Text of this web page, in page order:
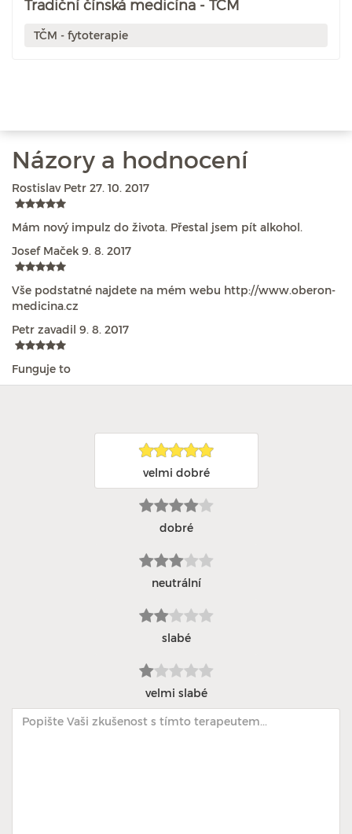
Tradiční čínská medicína - TČM
TČM - fytoterapie
Názory a hodnocení
Rostislav Petr 27. 10. 2017
Mám nový impulz do života. Přestal jsem pít alkohol.
Josef Maček 9. 8. 2017
Vše podstatné najdete na mém webu http://www.oberon-
medicina.cz
Petr zavadil 9. 8. 2017
Funguje to
velmi dobré
dobré
neutrální
slabé
velmi slabé